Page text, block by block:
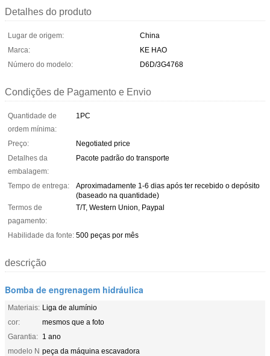
Detalhes do produto
Lugar de origem:
China
Marca:
KE HAO
Número do modelo:
D6D/3G4768
Condições de Pagamento e Envio
Quantidade de
ordem mínima:
1PC
Preço:
Negotiated price
Detalhes da
embalagem:
Pacote padrão do transporte
Tempo de entrega:
Aproximadamente 1-6 dias após ter recebido o depósito
(baseado na quantidade)
Termos de
pagamento:
T/T, Western Union, Paypal
Habilidade da fonte: 500 peças por mês
descrição
Bomba de engrenagem hidráulica
Materiais: Liga de alumínio
cor:
mesmos que a foto
Garantia: 1 ano
modelo N peça da máquina escavadora